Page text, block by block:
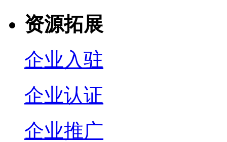
资源拓展
企业入驻
企业认证
企业推广